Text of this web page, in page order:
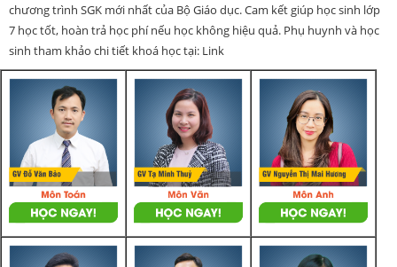
chương trình SGK mới nhất của Bộ Giáo dục. Cam kết giúp học sinh lớp
7 học tốt, hoàn trả học phí nếu học không hiệu quả. Phụ huynh và học
sinh tham khảo chi tiết khoá học tại: Link